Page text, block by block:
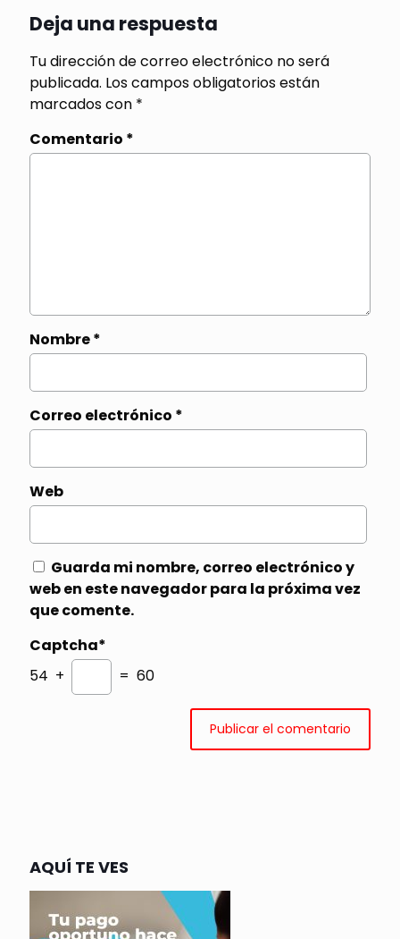
Deja una respuesta
Tu dirección de correo electrónico no será
publicada. Los campos obligatorios están
marcados con *
Comentario *
Nombre*
Correo electrónico *
Web
Guarda mi nombre, correo electrónico y
web en este navegador para la próxima vez
que comente.
Captcha*
54 +
= 60
AQUÍ TE VES